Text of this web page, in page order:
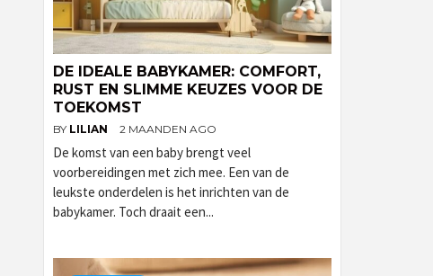
DE IDEALE BABYKAMER: COMFORT,
RUST EN SLIMME KEUZES VOOR DE
TOEKOMST
BY LILIAN 2 MAANDEN AGO
De komst van een baby brengt veel
voorbereidingen met zich mee. Een van de
leukste onderdelen is het inrichten van de
babykamer. Toch draait een...